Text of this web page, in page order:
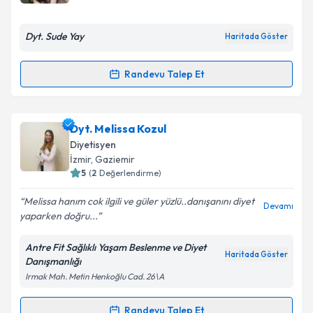
Kişisel verilerimin işlenmesine ilişkinAydınlatma
Takvim Talebini Gönder
Dyt. Sude Yay Haritada Göster
Randevu Talep Et
Randevu Takvimi Talebi
Dyt. Sude Yayiçin randevu takvimi talebi oluşturun.
Size bu uzmandan randevu almanız için bir takvim
hazırlandığında e-posta ile bilgilendireceğiz.
Kişisel verilerimin işlenmesine ilişkin
Aydınlatma
Metni
kapsamda işlenmesini kabul ediyorum.
Dyt. Melissa Kozul
Diyetisyen
İzmir, Gaziemir
5 (2 Değerlendirme)
Melissa hanım cok ilgili ve güler yüzlü..danışanını diyet
yaparken doğru...
Devamı
Antre Fit Sağlıklı Yaşam Beslenme ve Diyet
Danışmanlığı
Haritada Göster
Irmak Mah. Metin Henkoğlu Cad. 26\A
Randevu Talep Et